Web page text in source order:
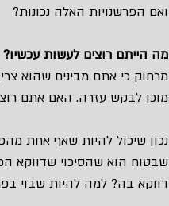
ואם הפרשנויות האלה נכונות?
מה הייתם רוצים לעשות עכשיו?
מרחוק כי אתם מבינים שהוא
מוכן לבקש עזרה. האם אתם
נכון שיכול להיות שאף אחת
שבטוח הוא שהסיכוי שדווקא
דווקא בה? למה להיות שבוי